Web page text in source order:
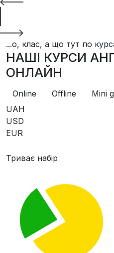
...о, клас, а що тут по
НАШІ КУРСИ
ОНЛАЙН
Online Offline
Mini
UAH
USD
EUR
Триває набір